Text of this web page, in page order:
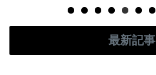
最新記事